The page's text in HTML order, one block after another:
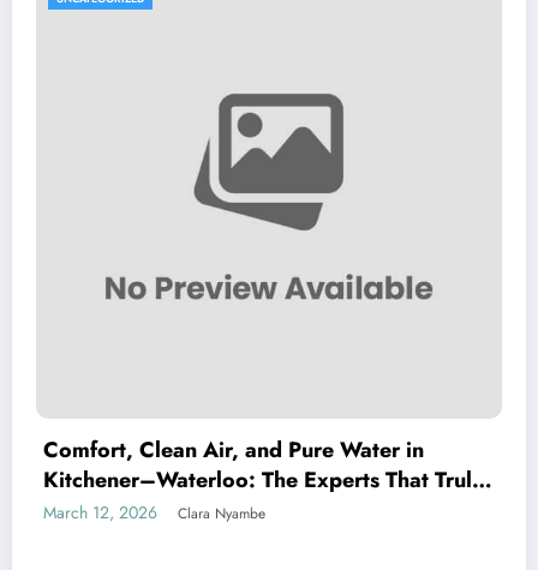
Comfort, Clean Air, and Pure Water in
Kitchener–Waterloo: The Experts That Truly
Care
March 12, 2026 Clara Nyambe